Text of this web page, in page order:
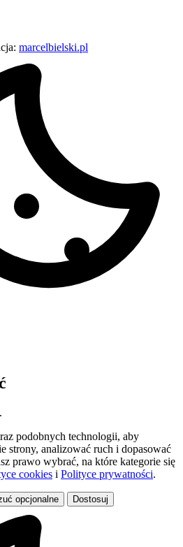
marcelbielski.pl
podobnych technologii, aby
strony, analizować ruch i dopasować
prawo wybrać, na które kategorie się
cookies i Polityce prywatności.
opcjonalne Dostosuj